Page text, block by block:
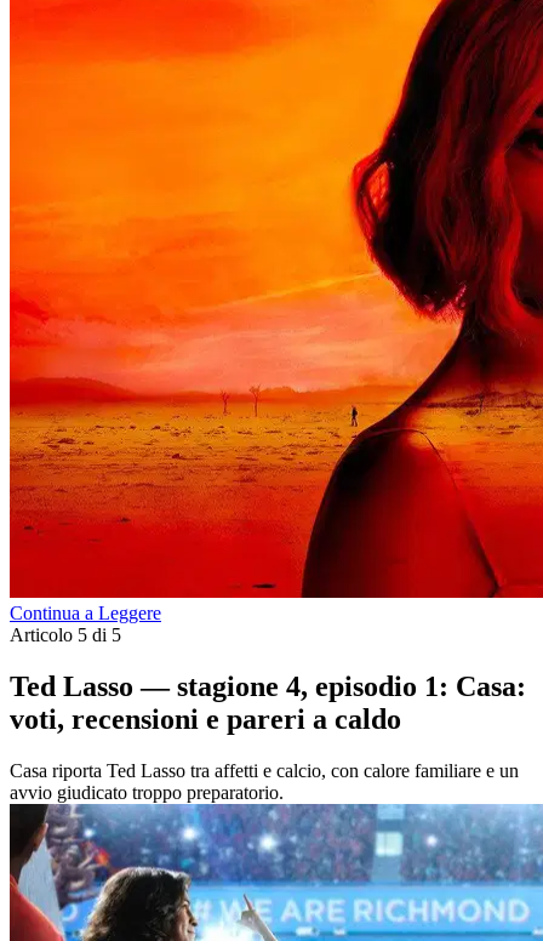
Continua a Leggere
Articolo 5 di 5
Ted Lasso — stagione 4, episodio 1: Casa:
voti, recensioni e pareri a caldo
Casa riporta Ted Lasso tra affetti e calcio, con calore familiare e un
avvio giudicato troppo preparatorio.